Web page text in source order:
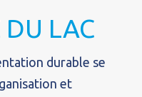
DU LAC
durable se
et